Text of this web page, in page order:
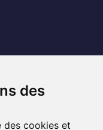
des
des cookies et